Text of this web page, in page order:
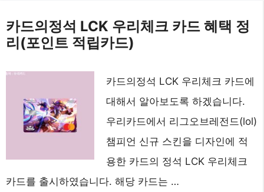
카드의정석 LCK 우리체크 카드 혜택 정
리(포인트 적립카드)
카드의정석 LCK 우리체크 카드에
대해서 알아보도록 하겠습니다.
우리카드에서 리그오브레전드(lol)
챔피언 신규 스킨을 디자인에 적
용한 카드의 정석 LCK 우리체크
카드를 출시하였습니다. 해당 카드는 …